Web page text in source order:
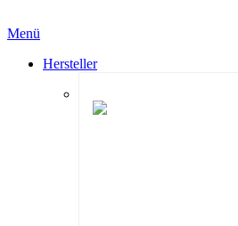
Menü
Hersteller